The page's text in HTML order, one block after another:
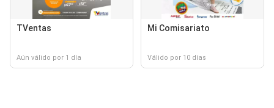
TVentas
Aún válido por 1 día
Mi Comisariato
Válido por 10 días